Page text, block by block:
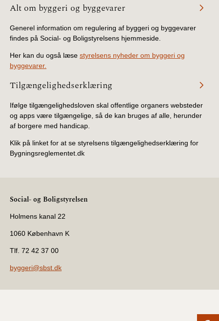
Alt om byggeri og byggevarer
Generel information om regulering af byggeri og byggevarer
findes på Social- og Boligstyrelsens hjemmeside.
Her kan du også læse styrelsens nyheder om byggeri og
byggevarer.
Tilgængelighedserklæring
Ifølge tilgængelighedsloven skal offentlige organers websteder
og apps være tilgængelige, så de kan bruges af alle, herunder
af borgere med handicap.
Klik på linket for at se styrelsens tilgængelighedserklæring for
Bygningsreglementet.dk
Social- og Boligstyrelsen
Holmens kanal 22
1060 København K
Tlf. 72 42 37 00
byggeri@sbst.dk